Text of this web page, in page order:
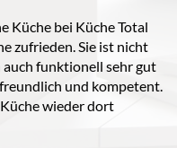
Küche bei Küche Total
zufrieden. Sie ist nicht
auch funktionell sehr gut
und kompetent.
wieder dort